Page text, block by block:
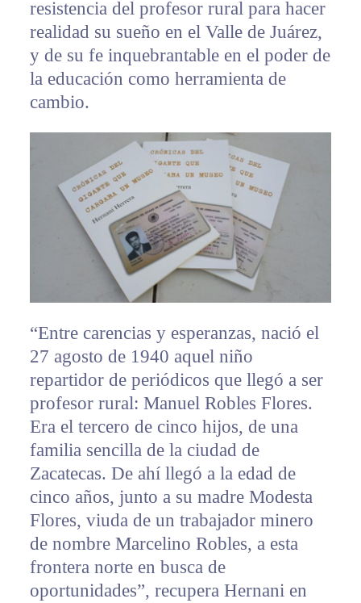
resistencia del profesor rural para hacer
realidad su sueño en el Valle de Juárez,
y de su fe inquebrantable en el poder de
la educación como herramienta de
cambio.
“Entre carencias y esperanzas, nació el
27 agosto de 1940 aquel niño
repartidor de periódicos que llegó a ser
profesor rural: Manuel Robles Flores.
Era el tercero de cinco hijos, de una
familia sencilla de la ciudad de
Zacatecas. De ahí llegó a la edad de
cinco años, junto a su madre Modesta
Flores, viuda de un trabajador minero
de nombre Marcelino Robles, a esta
frontera norte en busca de
oportunidades”, recupera Hernani en